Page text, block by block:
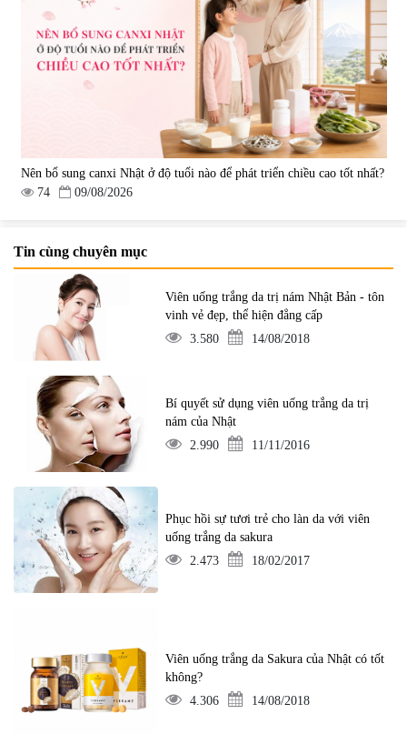
Nên bổ sung canxi Nhật ở độ tuổi nào để phát triển chiều cao tốt nhất?
74
09/08/2026
Tin cùng chuyên mục
Viên uống trắng da trị nám Nhật Bản - tôn
vinh vẻ đẹp, thể hiện đẳng cấp
3.580
14/08/2018
Bí quyết sử dụng viên uống trắng da trị
nám của Nhật
2.990
11/11/2016
Phục hồi sự tươi trẻ cho làn da với viên
uống trắng da sakura
2.473
18/02/2017
Viên uống trắng da Sakura của Nhật có tốt
không?
4.306
14/08/2018